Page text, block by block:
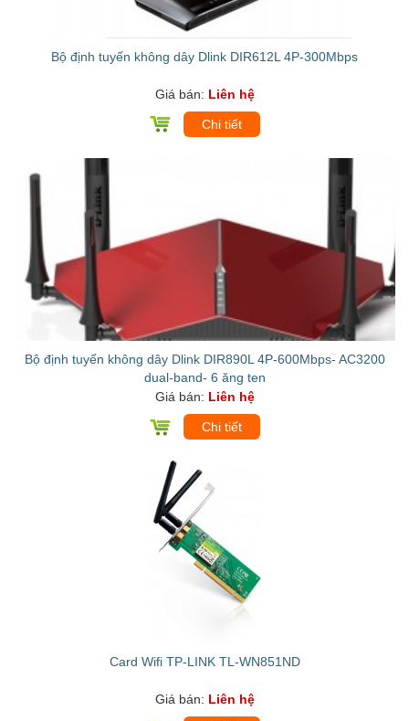
Bộ định tuyến không dây Dlink DIR612L 4P-300Mbps
Giá bán: Liên hệ
Chi tiết
Bộ định tuyến không dây Dlink DIR890L 4P-600Mbps- AC3200
dual-band- 6 ăng ten
Giá bán: Liên hệ
Chi tiết
Card Wifi TP-LINK TL-WN851ND
Giá bán: Liên hệ